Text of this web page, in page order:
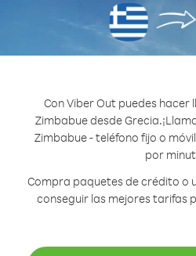
Con Viber Out puedes
Zimbabue desde Grecia.
Zimbabue - teléfono fijo o
por
Compra paquetes de crédito o
conseguir las mejores tarifas